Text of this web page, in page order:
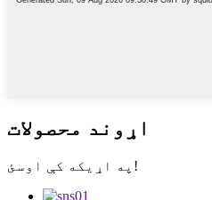
اړوند محصولات
په اړیکه کې اوسئ!